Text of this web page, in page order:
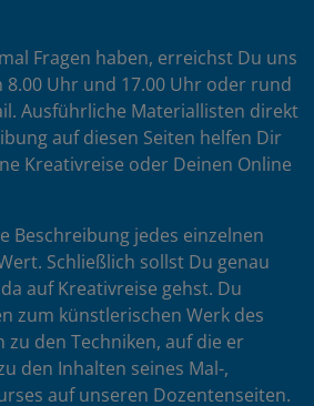
Fragen haben, erreichst Du uns
Uhr und 17.00 Uhr oder rund
Ausführliche Materiallisten direkt
auf diesen Seiten helfen Dir
Kreativreise oder Deinen Online
Beschreibung jedes einzelnen
Schließlich sollst Du genau
auf Kreativreise gehst. Du
zum künstlerischen Werk des
zu den Techniken, auf die er
den Inhalten seines Mal-,
auf unseren Dozentenseiten.